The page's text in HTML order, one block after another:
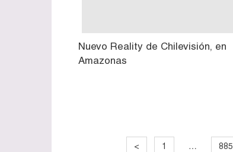
Nuevo Reality de Chilevisión, en
Amazonas
< 1 … 885